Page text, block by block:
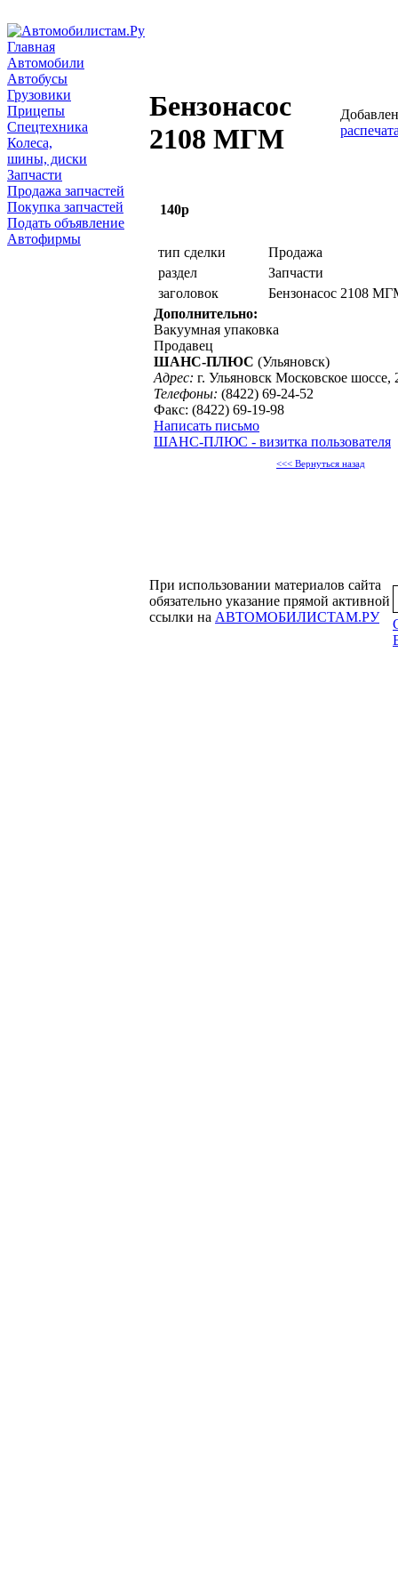
Главная
Автомобили
Автобусы
Грузовики
Прицепы
Спецтехника
Колеса,
шины, диски
Запчасти
Продажа запчастей
Покупка запчастей
Подать объявление
Автофирмы
Бензонасос
2108 МГМ
140р
тип сделки
Продажа
раздел
Запчасти
заголовок
Бензонасос 2108
Дополнительно:
Вакуумная упаковка
Продавец
ШАНС-ПЛЮС (Ульяновск)
Адрес: г. Ульяновск Московское шоссе,
Телефоны: (8422) 69-24-52
Факс: (8422) 69-19-98
Написать письмо
ШАНС-ПЛЮС - визитка пользователя
<<< Вернуться назад
При использовании материалов сайта
обязательно указание прямой активной
ссылки на АВТОМОБИЛИСТАМ.РУ